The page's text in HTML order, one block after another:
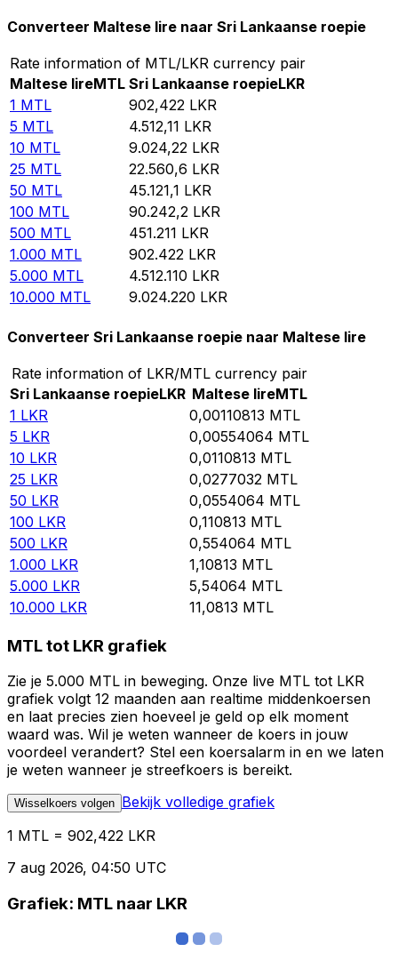
Converteer Maltese lire naar Sri Lankaanse roepie
Rate information of MTL/LKR currency pair
Maltese lireMTL Sri Lankaanse roepieLKR
1 MTL 902,422 LKR
5 MTL 4.512,11 LKR
10 MTL 9.024,22 LKR
25 MTL 22.560,6 LKR
50 MTL 45.121,1 LKR
100 MTL 90.242,2 LKR
500 MTL 451.211 LKR
1.000 MTL 902.422 LKR
5.000 MTL 4.512.110 LKR
10.000 MTL 9.024.220 LKR
Converteer Sri Lankaanse roepie naar Maltese lire
Rate information of LKR/MTL currency pair
Sri Lankaanse roepieLKR Maltese lireMTL
1 LKR 0,00110813 MTL
5 LKR 0,00554064 MTL
10 LKR 0,0110813 MTL
25 LKR 0,0277032 MTL
50 LKR 0,0554064 MTL
100 LKR 0,110813 MTL
500 LKR 0,554064 MTL
1.000 LKR 1,10813 MTL
5.000 LKR 5,54064 MTL
10.000 LKR 11,0813 MTL
MTL tot LKR grafiek
Zie je 5.000 MTL in beweging. Onze live MTL tot LKR
grafiek volgt 12 maanden aan realtime middenkoersen
en laat precies zien hoeveel je geld op elk moment
waard was. Wil je weten wanneer de koers in jouw
voordeel verandert? Stel een koersalarm in en we laten
je weten wanneer je streefkoers is bereikt.
Wisselkoers volgen Bekijk volledige grafiek
1 MTL = 902,422 LKR
7 aug 2026, 04:50 UTC
Grafiek: MTL naar LKR